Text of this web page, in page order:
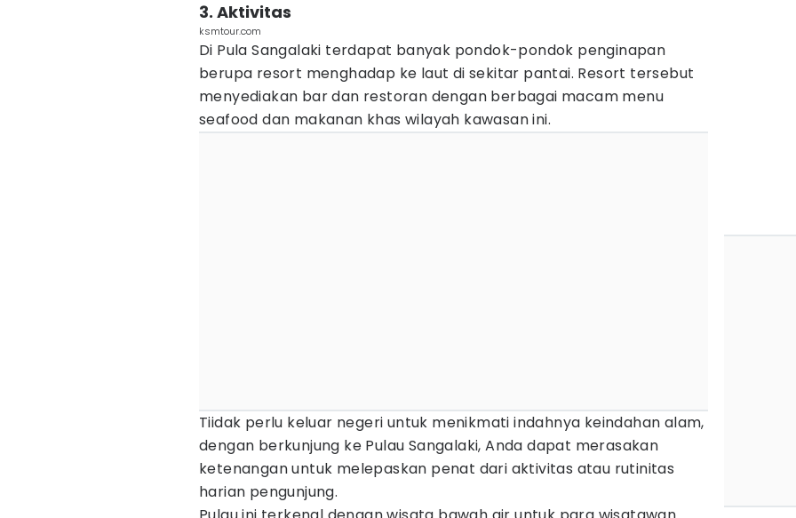
3. Aktivitas
ksmtour.com
Di Pula Sangalaki terdapat banyak pondok-pondok penginapan
berupa resort menghadap ke laut di sekitar pantai. Resort tersebut
menyediakan bar dan restoran dengan berbagai macam menu
seafood dan makanan khas wilayah kawasan ini.
Tiidak perlu keluar negeri untuk menikmati indahnya keindahan alam,
dengan berkunjung ke Pulau Sangalaki, Anda dapat merasakan
ketenangan untuk melepaskan penat dari aktivitas atau rutinitas
harian pengunjung.